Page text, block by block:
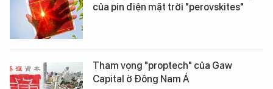
của pin điện mặt trời "perovskites"
Tham vọng "proptech" của Gaw
Capital ở Đông Nam Á